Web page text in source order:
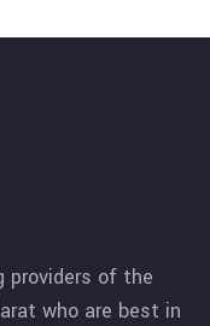
providers of the
who are best in